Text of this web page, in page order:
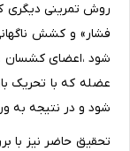
روش تمرینی دیگری
فشار» و کشش
شود ،اعضای کشسان
عضله که با تحریک
شود و در نتیجه به
تحقیق حاضر نیز با